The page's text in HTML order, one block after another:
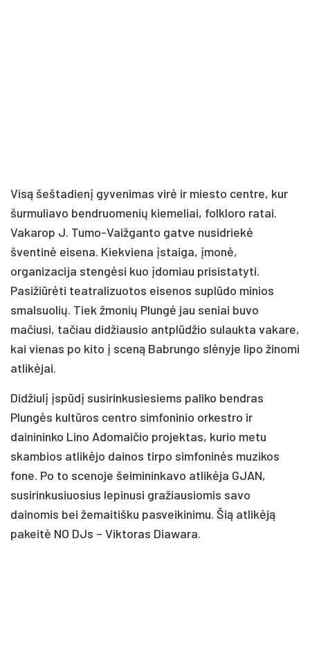
Visą šeštadienį gyvenimas virė ir miesto centre, kur
šurmuliavo bendruomenių kiemeliai, folkloro ratai.
Vakarop J. Tumo-Vaižganto gatve nusidriekė
šventinė eisena. Kiekviena įstaiga, įmonė,
organizacija stengėsi kuo įdomiau prisistatyti.
Pasižiūrėti teatralizuotos eisenos suplūdo minios
smalsuolių. Tiek žmonių Plungė jau seniai buvo
mačiusi, tačiau didžiausio antplūdžio sulaukta vakare,
kai vienas po kito į sceną Babrungo slėnyje lipo žinomi
atlikėjai.
Didžiulį įspūdį susirinkusiesiems paliko bendras
Plungės kultūros centro simfoninio orkestro ir
dainininko Lino Adomaičio projektas, kurio metu
skambios atlikėjo dainos tirpo simfoninės muzikos
fone. Po to scenoje šeimininkavo atlikėja GJAN,
susirinkusiuosius lepinusi gražiausiomis savo
dainomis bei žemaitišku pasveikinimu. Šią atlikėją
pakeitė NO DJs – Viktoras Diawara.